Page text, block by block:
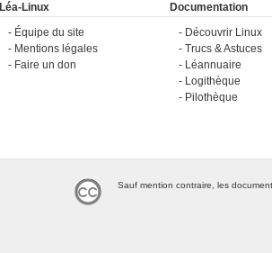
Léa-Linux
Équipe du site
Mentions légales
Faire un don
Documentation
Découvrir Linux
Trucs & Astuces
Léannuaire
Logithèque
Pilothèque
Sauf mention contraire, les